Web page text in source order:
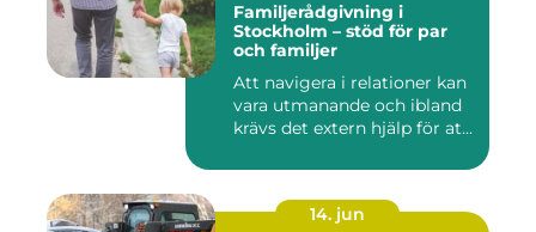
Familjerådgivning i
Stockholm – stöd för par
och familjer
Att navigera i relationer kan
vara utmanande och ibland
krävs det extern hjälp för at...
14. jun